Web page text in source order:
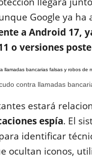
Google ya ha
a Android 17,
o versiones
contra llamadas
estará
espía. El
identificar
ocultan iconos,